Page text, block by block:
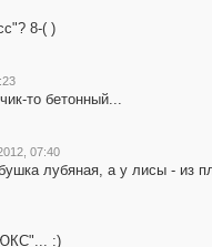
8-( )
то бетонный...
07:40
лубяная, а у лисы - из
:)